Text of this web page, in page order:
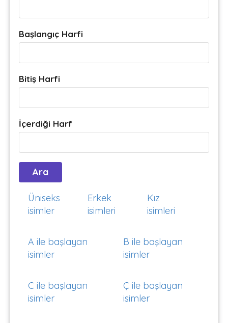
Başlangıç Harfi
Bitiş Harfi
İçerdiği Harf
Üniseks
isimler
Erkek
isimleri
Kız
isimleri
A ile başlayan
isimler
B ile başlayan
isimler
C ile başlayan
isimler
Ç ile başlayan
isimler